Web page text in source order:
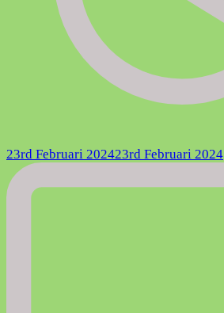
23rd Februari 202423rd Februari 2024